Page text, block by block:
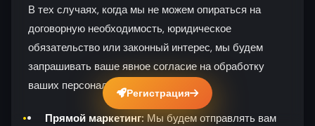
В тех случаях, когда мы не можем опираться на
договорную необходимость, юридическое
обязательство или законный интерес, мы будем
запрашивать ваше явное согласие на обработку
ваших персональных данных.
Прямой маркетинг: Мы будем отправлять вам
Регистрация